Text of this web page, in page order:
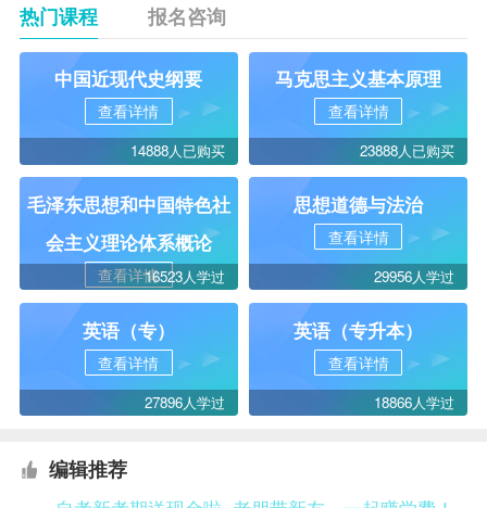
热门课程 报名咨询
中国近现代史纲要
查看详情
14888人已购买
马克思主义基本原理
查看详情
23888人已购买
毛泽东思想和中国特色社
会主义理论体系概论
查看详情16523人学过
思想道德与法治
查看详情
29956人学过
英语（专）
查看详情
27896人学过
英语（专升本）
查看详情
18866人学过
编辑推荐